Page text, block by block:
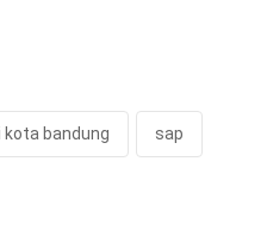
kota bandung sap